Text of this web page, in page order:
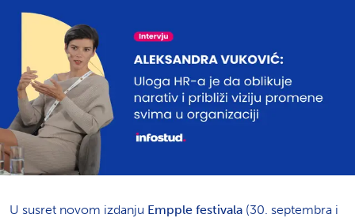
U susret novom izdanju Empple festivala (30. septembra i